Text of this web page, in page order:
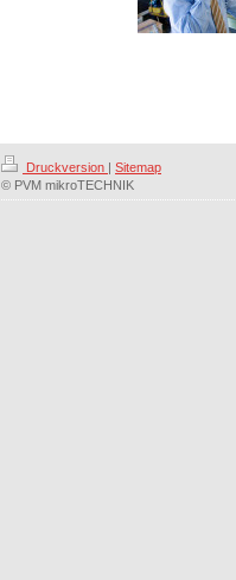
Druckversion | Sitemap
© PVM mikroTECHNIK